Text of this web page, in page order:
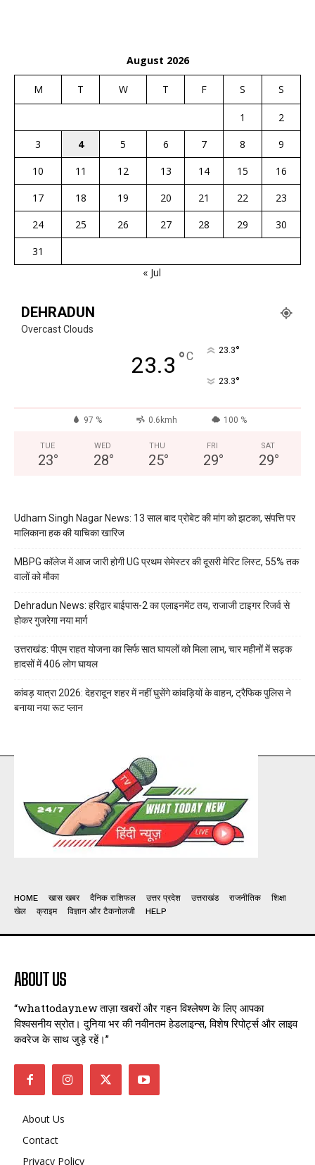
August 2026
M T W T F S S
1
2
3
4 5 6 7 8
9
10
11 12 13 14 15
16
17
18 19 20 21 22
23
24
25 26 27 28 29
30
31
« Jul
DEHRADUN
Overcast Clouds
23.3 °C 23.3°
23.3°
97 % 0.6kmh 100 %
TUE
23°
WED
28°
THU
25°
FRI
29°
SAT
29°
Udham Singh Nagar News: 13 साल बाद प्रोबेट की मांग को झटका, संपत्ति पर
मालिकाना हक की याचिका खारिज
MBPG कॉलेज में आज जारी होगी UG प्रथम सेमेस्टर की दूसरी मेरिट लिस्ट, 55% तक
वालों को मौका
Dehradun News: हरिद्वार बाईपास-2 का एलाइनमेंट तय, राजाजी टाइगर रिजर्व से
होकर गुजरेगा नया मार्ग
उत्तराखंड: पीएम राहत योजना का सिर्फ सात घायलों को मिला लाभ, चार महीनों में सड़क
हादसों में 406 लोग घायल
कांवड़ यात्रा 2026: देहरादून शहर में नहीं घुसेंगे कांवड़ियों के वाहन, ट्रैफिक पुलिस ने
बनाया नया रूट प्लान
HOME खास खबर दैनिक राशिफल उत्तर प्रदेश उत्तराखंड राजनीतिक
शिक्षा
खेल
क्राइम विज्ञान और टैकनोलजी HELP
ABOUT US
“whattodaynew ताज़ा खबरों और गहन विश्लेषण के लिए आपका
विश्वसनीय स्रोत। दुनिया भर की नवीनतम हेडलाइन्स, विशेष रिपोर्ट्स और लाइव
कवरेज के साथ जुड़े रहें।”
About Us
Contact
Privacy Policy